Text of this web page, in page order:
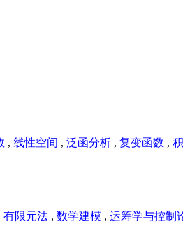
, 线性空间 , 泛函分析 , 复变函数 ,
有限元法 , 数学建模 , 运筹学与控制